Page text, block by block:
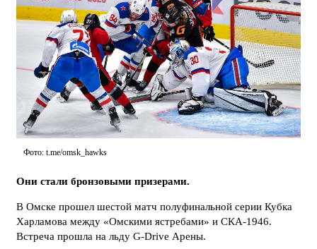
Фото: t.me/omsk_hawks
Они стали бронзовыми призерами.
В Омске прошел шестой матч полуфинальной серии Кубка
Харламова между «Омскими ястребами» и СКА-1946.
Встреча прошла на льду G-Drive Арены.